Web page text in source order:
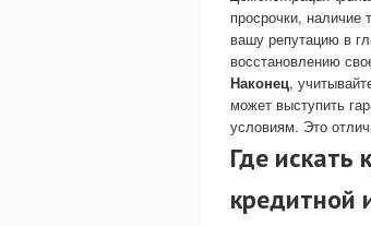
просрочки,
вашу репутацию в
восстановлению
Наконец,
может выступить
условиям. Это
Где
кредитной